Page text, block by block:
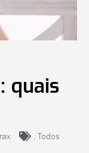
quais
, Todos